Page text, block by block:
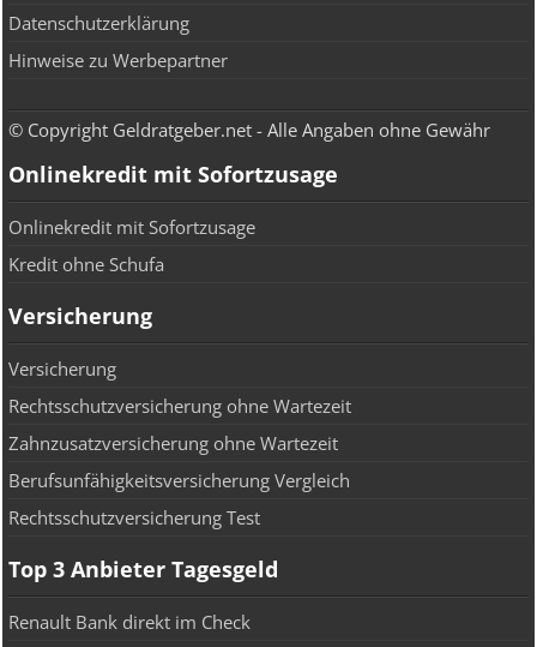
Datenschutzerklärung
Hinweise zu Werbepartner
© Copyright Geldratgeber.net - Alle Angaben ohne Gewähr
Onlinekredit mit Sofortzusage
Onlinekredit mit Sofortzusage
Kredit ohne Schufa
Versicherung
Versicherung
Rechtsschutzversicherung ohne Wartezeit
Zahnzusatzversicherung ohne Wartezeit
Berufsunfähigkeitsversicherung Vergleich
Rechtsschutzversicherung Test
Top 3 Anbieter Tagesgeld
Renault Bank direkt im Check